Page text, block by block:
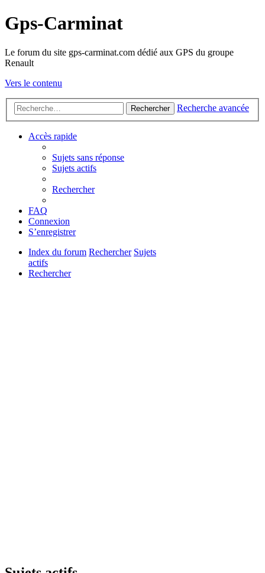
Gps-Carminat
Le forum du site gps-carminat.com dédié aux GPS du groupe
Renault
Vers le contenu
Rechercher Recherche avancée
Accès rapide
Sujets sans réponse
Sujets actifs
Rechercher
FAQ
Connexion
S’enregistrer
Index du forum Rechercher Sujets
actifs
Rechercher